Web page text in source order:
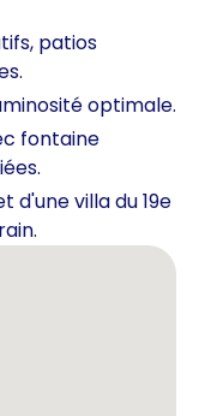
patios
optimale.
fontaine
villa du 19e